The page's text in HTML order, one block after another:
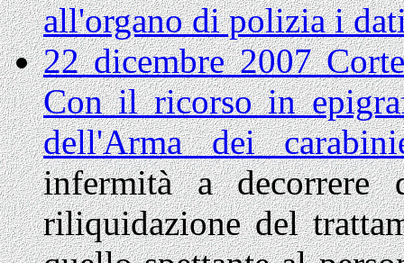
all'organo di polizia i
22 dicembre 2007
Con il ricorso in
dell'Arma dei
infermità a
riliquidazione del